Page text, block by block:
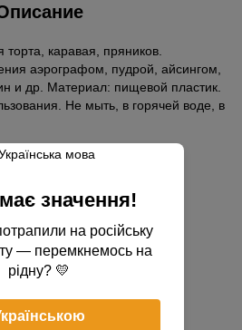
каравая, пряников.
аэрографом, пудрой, айсингом,
и др. Материал: пищевой пластик.
Не мыть, в горячей воде, в
первый отзыв
значення!
на російську
— перемкнемось на
рідну? 💛